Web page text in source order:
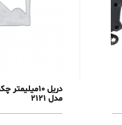
دریل
مدل 2121